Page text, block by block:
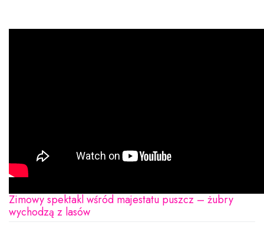
Zimowy spektakl wśród majestatu puszcz – żubry
wychodzą z lasów